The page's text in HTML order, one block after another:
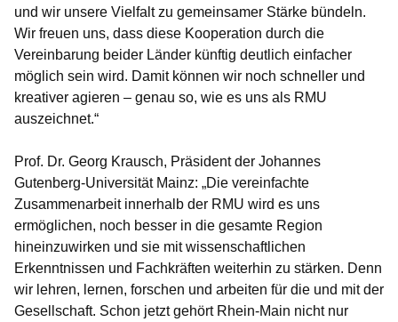
und wir unsere Vielfalt zu gemeinsamer Stärke bündeln.
Wir freuen uns, dass diese Kooperation durch die
Vereinbarung beider Länder künftig deutlich einfacher
möglich sein wird. Damit können wir noch schneller und
kreativer agieren – genau so, wie es uns als RMU
auszeichnet.“
Prof. Dr. Georg Krausch, Präsident der Johannes
Gutenberg-Universität Mainz: „Die vereinfachte
Zusammenarbeit innerhalb der RMU wird es uns
ermöglichen, noch besser in die gesamte Region
hineinzuwirken und sie mit wissenschaftlichen
Erkenntnissen und Fachkräften weiterhin zu stärken. Denn
wir lehren, lernen, forschen und arbeiten für die und mit der
Gesellschaft. Schon jetzt gehört Rhein-Main nicht nur